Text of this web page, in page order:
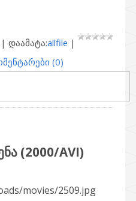
დაამატა:allfile |
(0)
(2000/AVI)